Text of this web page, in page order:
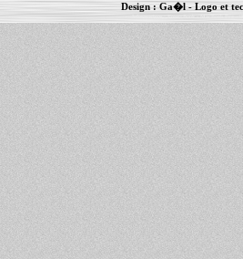
Design : Ga�l- Logo et